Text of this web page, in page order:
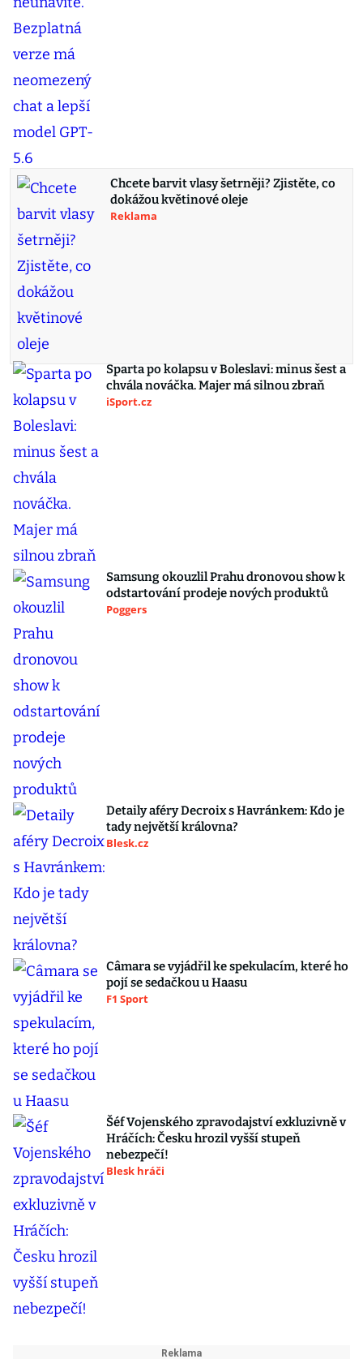
Chcete barvit vlasy šetrněji? Zjistěte, co
dokážou květinové oleje
Reklama
Sparta po kolapsu v Boleslavi: minus šest a
chvála nováčka. Majer má silnou zbraň
iSport.cz
Samsung okouzlil Prahu dronovou show k
odstartování prodeje nových produktů
Poggers
Detaily aféry Decroix s Havránkem: Kdo je
tady největší královna?
Blesk.cz
Câmara se vyjádřil ke spekulacím, které ho
pojí se sedačkou u Haasu
F1 Sport
Šéf Vojenského zpravodajství exkluzivně v
Hráčích: Česku hrozil vyšší stupeň
nebezpečí!
Blesk hráči